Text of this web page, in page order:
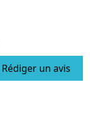
Rédiger un avis